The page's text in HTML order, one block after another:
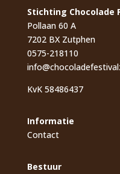
Stichting Chocolade
Pollaan 60 A
7202 BX Zutphen
0575-218110
KvK 58486437
Informatie
Contact
Bestuur